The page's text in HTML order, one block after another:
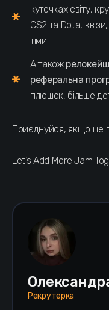
куточках світу,
CS2 та Dota, квізи,
тіми
А також
реферальна
плюшок, більше
Приєднуйся, якщо це
Let’s Add More Jam
Рекрутерка